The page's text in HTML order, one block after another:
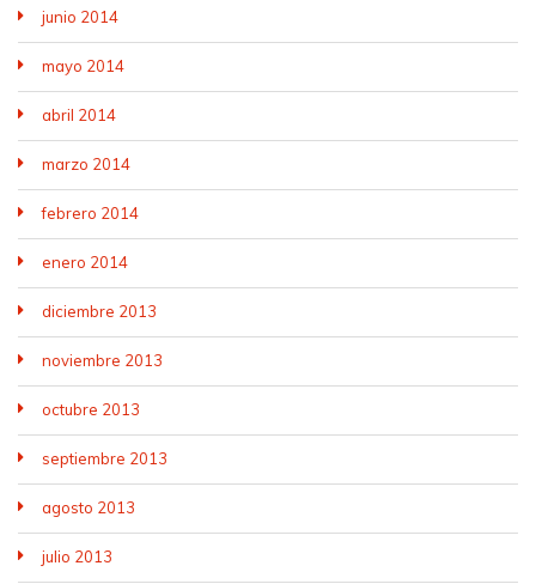
junio 2014
mayo 2014
abril 2014
marzo 2014
febrero 2014
enero 2014
diciembre 2013
noviembre 2013
octubre 2013
septiembre 2013
agosto 2013
julio 2013